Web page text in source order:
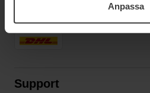
samt vår Integritetspolicy.Anpassa
SZYBKA DOSTAWA
Support